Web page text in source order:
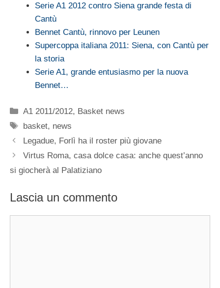
Serie A1 2012 contro Siena grande festa di
Cantù
Bennet Cantù, rinnovo per Leunen
Supercoppa italiana 2011: Siena, con Cantù per
la storia
Serie A1, grande entusiasmo per la nuova
Bennet…
Categorie
A1 2011/2012, Basket news
Tag
basket, news
Legadue, Forlì ha il roster più giovane
Virtus Roma, casa dolce casa: anche quest’anno
si giocherà al Palatiziano
Lascia un commento